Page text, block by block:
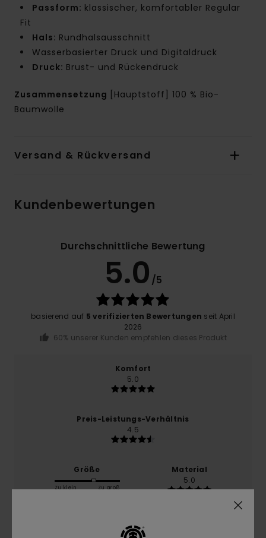
Passform: klassischer, komfortabler Regular
Fit
Hals: Rundhalsausschnitt
Wasserbasierter Druck und Digitaldruck
Druck: Brust- und Rückendruck
Zusammensetzung
[Hauptstoff] 100 % Bio-
Baumwolle
Versand & Rückversand
Kundenbewertungen
Durchschnittliche Bewertung
5.0 /5
basierend auf 5 verifizierten Bewertungen seit April
2026
60% unserer Kunden empfehlen dieses Produkt
Komfort
5.0
Preis-Leistungs-Verhältnis
4.5
Größe
Zu klein Zu groß
Material
5.0
5.0